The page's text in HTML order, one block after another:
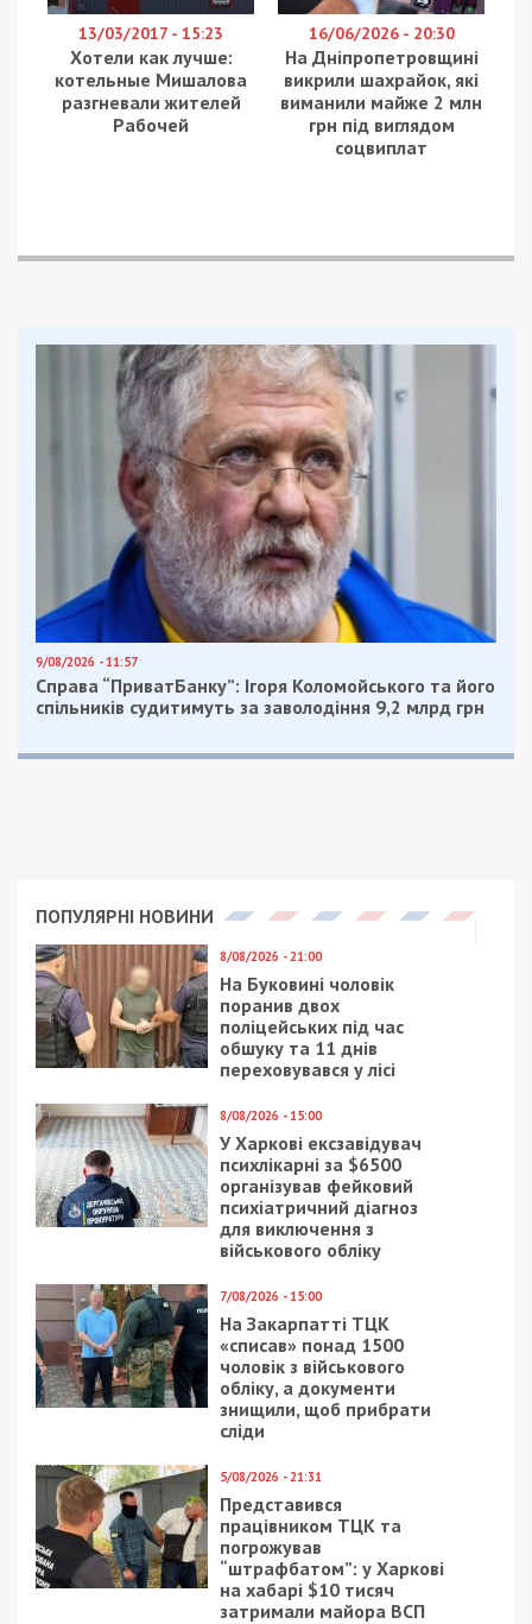
13/03/2017 - 15:23
Хотели как лучше:
котельные Мишалова
разгневали жителей
Рабочей
16/06/2026 - 20:30
На Дніпропетровщині
викрили шахрайок, які
виманили майже 2 млн
грн під виглядом
соцвиплат
9/08/2026 - 11:57
Справа “ПриватБанку”: Ігоря Коломойського та його
спільників судитимуть за заволодіння 9,2 млрд грн
ПОПУЛЯРНІ НОВИНИ
8/08/2026 - 21:00
На Буковині чоловік
поранив двох
поліцейських під час
обшуку та 11 днів
переховувався у лісі
8/08/2026 - 15:00
У Харкові ексзавідувач
психлікарні за $6500
організував фейковий
психіатричний діагноз
для виключення з
військового обліку
7/08/2026 - 15:00
На Закарпатті ТЦК
«списав» понад 1500
чоловік з військового
обліку, а документи
знищили, щоб прибрати
сліди
5/08/2026 - 21:31
Представився
працівником ТЦК та
погрожував
“штрафбатом”: у Харкові
на хабарі $10 тисяч
затримали майора ВСП